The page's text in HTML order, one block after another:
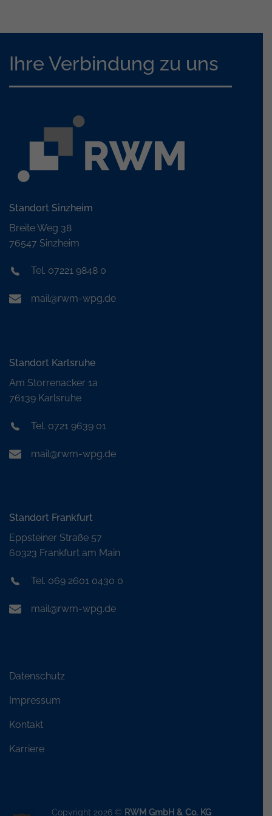
Ihre Verbindung zu uns
Standort Sinzheim
Breite Weg 38
76547 Sinzheim
Tel. 07221 9848 0
mail@rwm-wpg.de
Standort Karlsruhe
Am Storrenacker 1a
76139 Karlsruhe
Tel. 0721 9639 01
mail@rwm-wpg.de
Standort Frankfurt
Eppsteiner Straße 57
60323 Frankfurt am Main
Tel. 069 2601 0430 0
mail@rwm-wpg.de
Datenschutz
Impressum
Kontakt
Karriere
Copyright 2026 © RWM GmbH & Co. KG